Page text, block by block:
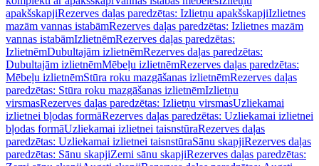
apakšskapjiRezerves daļas paredzētas: Izlietņu apakšskapjiIzlietnes
mazām vannas istabāmRezerves daļas paredzētas: Izlietnes mazām
vannas istabāmIzlietnēmRezerves daļas paredzētas:
IzlietnēmDubultajām izlietnēmRezerves daļas paredzētas:
Dubultajām izlietnēmMēbeļu izlietnēmRezerves daļas paredzētas:
Mēbeļu izlietnēmStūra roku mazgāšanas izlietnēmRezerves daļas
paredzētas: Stūra roku mazgāšanas izlietnēmIzlietņu
virsmasRezerves daļas paredzētas: Izlietņu virsmasUzliekamai
izlietnei bļodas formāRezerves daļas paredzētas: Uzliekamai izlietnei
bļodas formāUzliekamai izlietnei taisnstūraRezerves daļas
paredzētas: Uzliekamai izlietnei taisnstūraSānu skapjiRezerves daļas
paredzētas: Sānu skapjiZemi sānu skapjiRezerves daļas paredzētas: